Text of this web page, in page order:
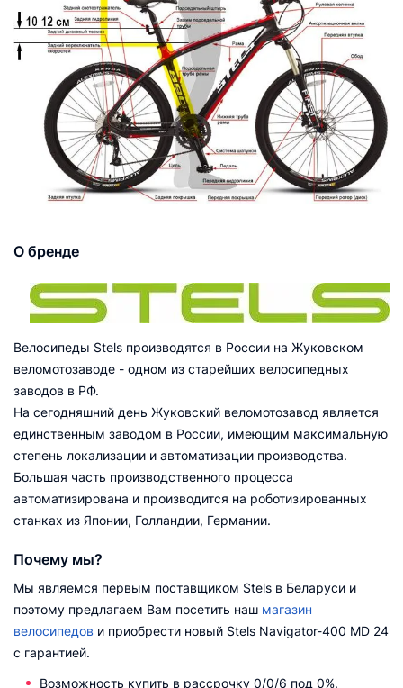
О бренде
Велосипеды Stels производятся в России на Жуковском
веломотозаводе - одном из старейших велосипедных
заводов в РФ.
На сегодняшний день Жуковский веломотозавод является
единственным заводом в России, имеющим максимальную
степень локализации и автоматизации производства.
Большая часть производственного процесса
автоматизирована и производится на роботизированных
станках из Японии, Голландии, Германии.
Почему мы?
Мы являемся первым поставщиком Stels в Беларуси и
поэтому предлагаем Вам посетить наш магазин
велосипедов и приобрести новый Stels Navigator-400 MD 24
с гарантией.
Возможность купить в рассрочку 0/0/6 под 0%.